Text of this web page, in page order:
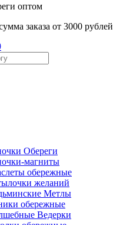
оптом
заказа от 3000 рублей
Обереги
магниты
обережные
желаний
Метлы
обережные
Ведерки